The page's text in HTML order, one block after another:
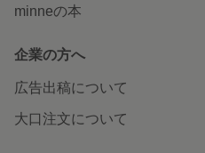
minneの本
企業の方へ
広告出稿について
大口注文について